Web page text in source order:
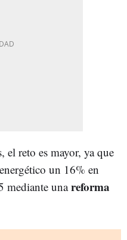
el reto es mayor, ya que
un 16% en
mediante unareforma